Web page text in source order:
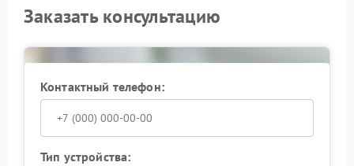
Заказать консультацию
Контактный телефон:
Тип устройства: